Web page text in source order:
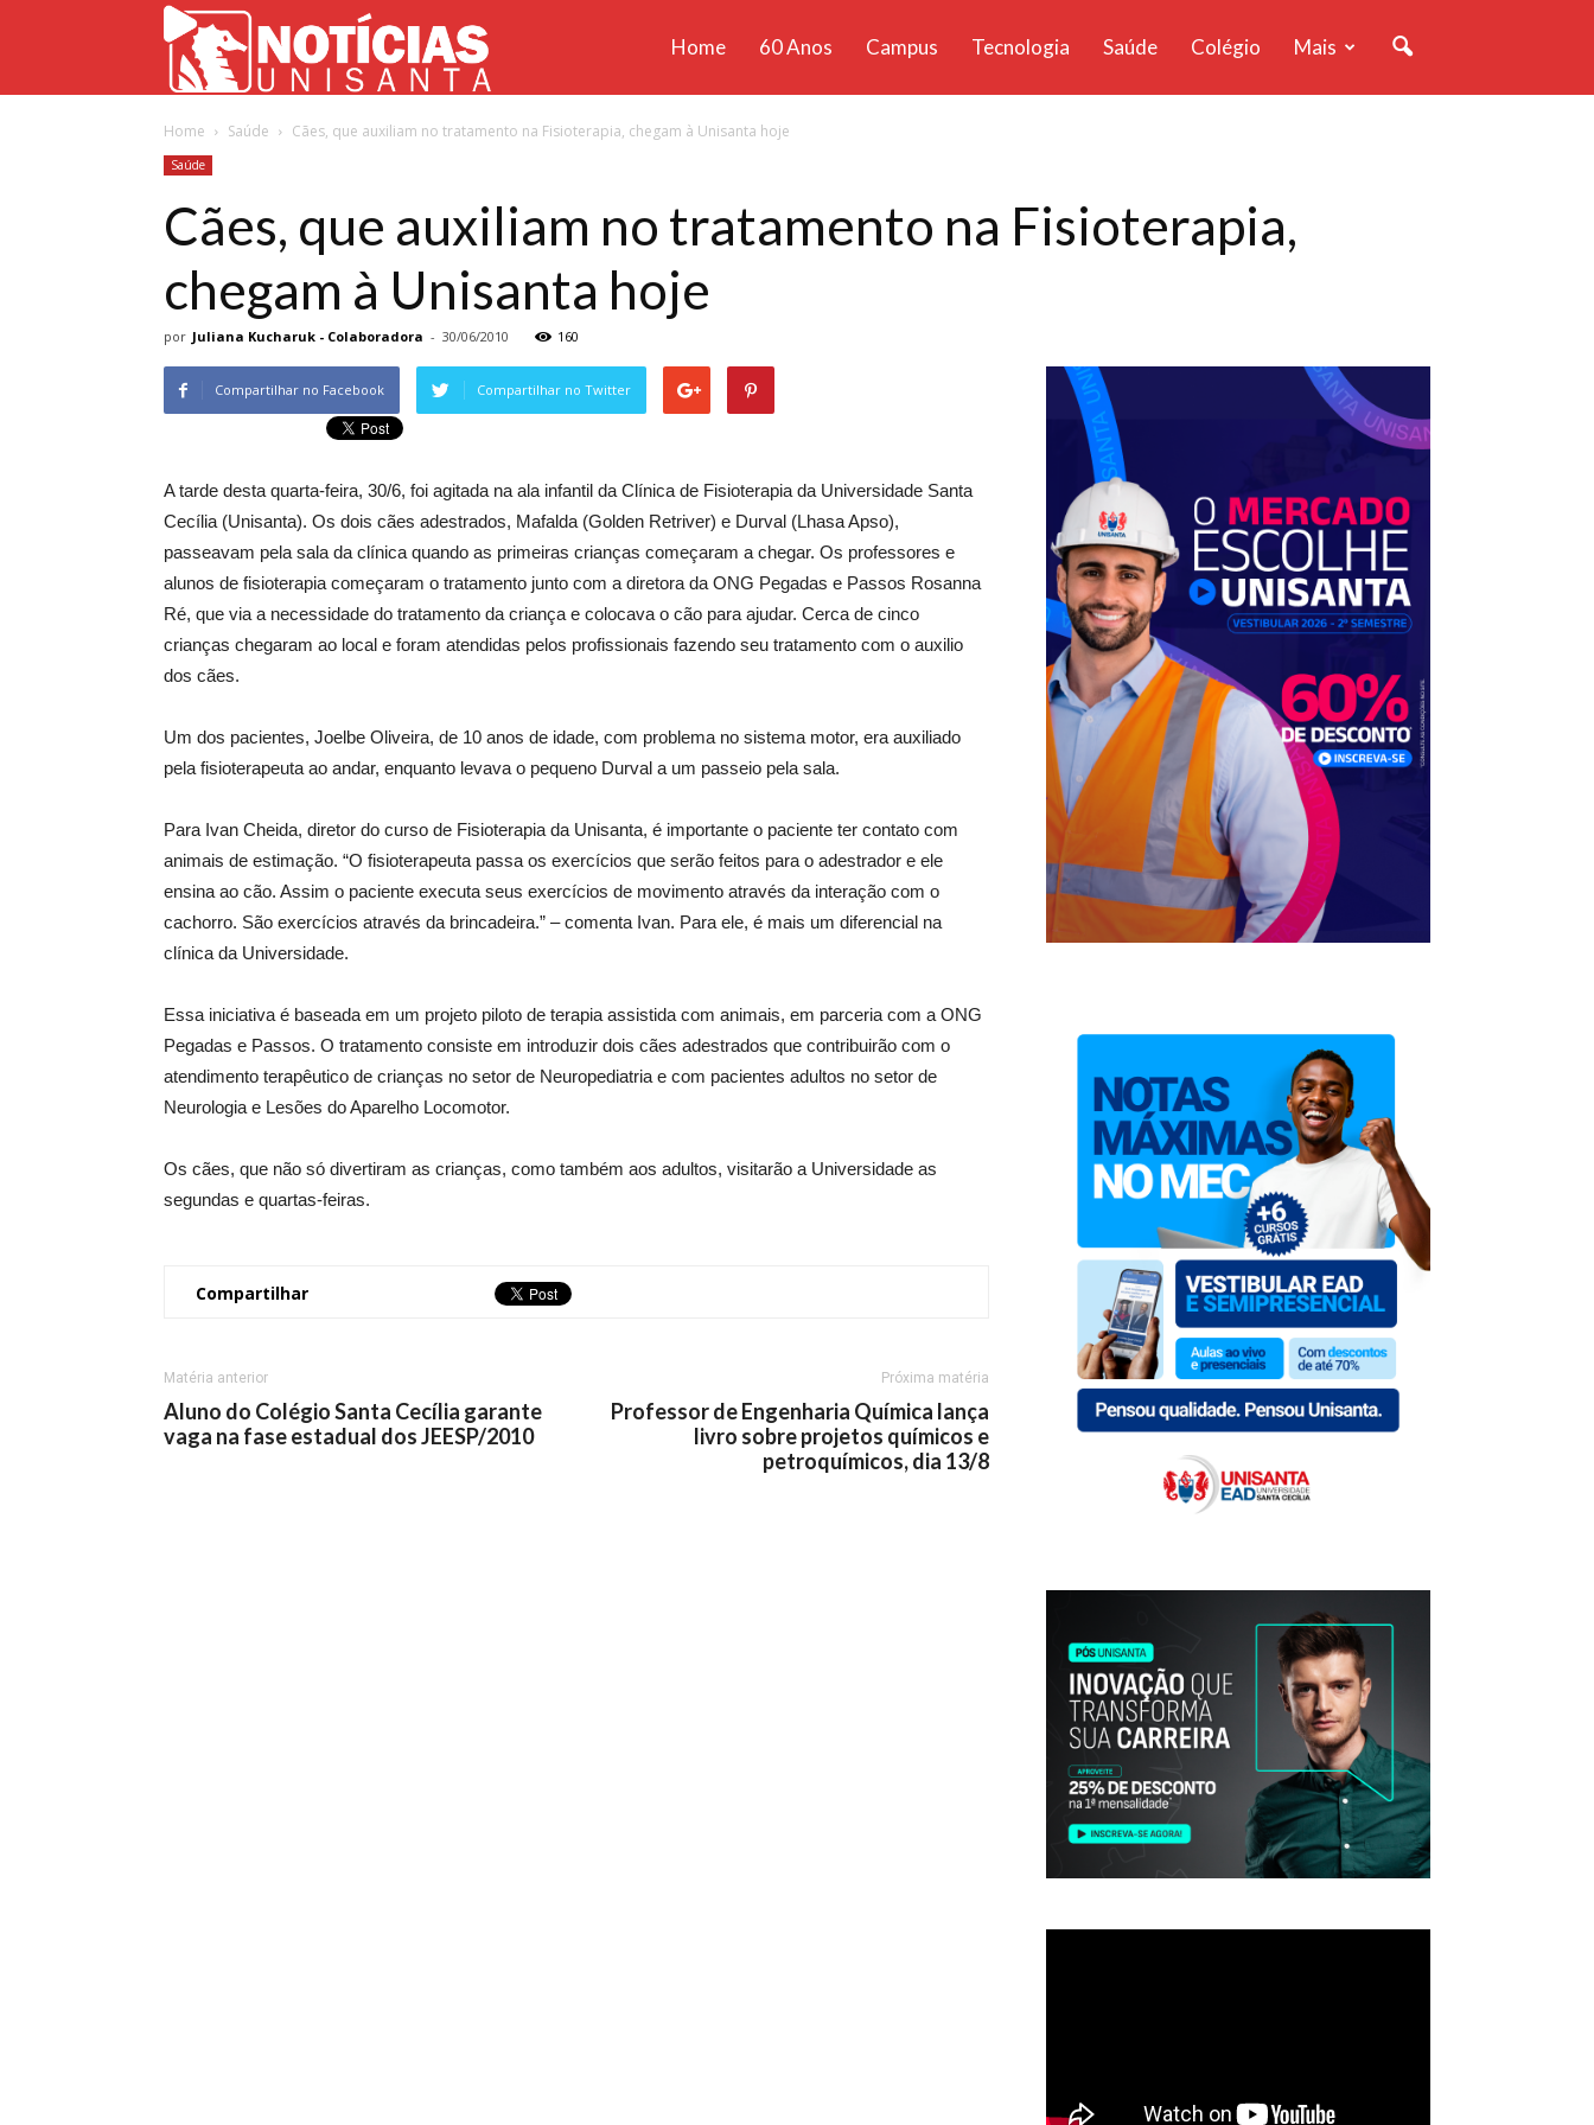
Unisanta
Home 60 Anos Campus Tecnologia Saúde Colégio Mais
Home Saúde Cães, que auxiliam no tratamento na Fisioterapia, chegam à Unisanta hoje
Saúde
Cães, que auxiliam no tratamento na Fisioterapia,
chegam à Unisanta hoje
por Juliana Kucharuk - Colaboradora - 30/06/2010 160
Compartilhar no Facebook Compartilhar no Twitter
A tarde desta quarta-feira, 30/6, foi agitada na ala infantil da Clínica de Fisioterapia da Universidade Santa
Cecília (Unisanta). Os dois cães adestrados, Mafalda (Golden Retriver) e Durval (Lhasa Apso),
passeavam pela sala da clínica quando as primeiras crianças começaram a chegar. Os professores e
alunos de fisioterapia começaram o tratamento junto com a diretora da ONG Pegadas e Passos Rosanna
Ré, que via a necessidade do tratamento da criança e colocava o cão para ajudar. Cerca de cinco
crianças chegaram ao local e foram atendidas pelos profissionais fazendo seu tratamento com o auxilio
dos cães.
Um dos pacientes, Joelbe Oliveira, de 10 anos de idade, com problema no sistema motor, era auxiliado
pela fisioterapeuta ao andar, enquanto levava o pequeno Durval a um passeio pela sala.
Para Ivan Cheida, diretor do curso de Fisioterapia da Unisanta, é importante o paciente ter contato com
animais de estimação. “O fisioterapeuta passa os exercícios que serão feitos para o adestrador e ele
ensina ao cão. Assim o paciente executa seus exercícios de movimento através da interação com o
cachorro. São exercícios através da brincadeira.” – comenta Ivan. Para ele, é mais um diferencial na
clínica da Universidade.
Essa iniciativa é baseada em um projeto piloto de terapia assistida com animais, em parceria com a ONG
Pegadas e Passos. O tratamento consiste em introduzir dois cães adestrados que contribuirão com o
atendimento terapêutico de crianças no setor de Neuropediatria e com pacientes adultos no setor de
Neurologia e Lesões do Aparelho Locomotor.
Os cães, que não só divertiram as crianças, como também aos adultos, visitarão a Universidade as
segundas e quartas-feiras.
Compartilhar
Matéria anterior
Aluno do Colégio Santa Cecília garante
vaga na fase estadual dos JEESP/2010
Próxima matéria
Professor de Engenharia Química lança
livro sobre projetos químicos e
petroquímicos, dia 13/8